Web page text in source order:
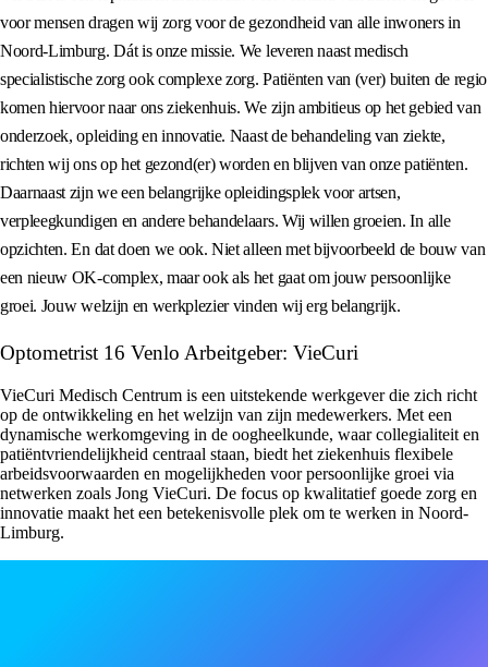
voor mensen dragen wij zorg voor de gezondheid van alle inwoners in
Noord-Limburg. Dát is onze missie. We leveren naast medisch
specialistische zorg ook complexe zorg. Patiënten van (ver) buiten de regio
komen hiervoor naar ons ziekenhuis. We zijn ambitieus op het gebied van
onderzoek, opleiding en innovatie. Naast de behandeling van ziekte,
richten wij ons op het gezond(er) worden en blijven van onze patiënten.
Daarnaast zijn we een belangrijke opleidingsplek voor artsen,
verpleegkundigen en andere behandelaars. Wij willen groeien. In alle
opzichten. En dat doen we ook. Niet alleen met bijvoorbeeld de bouw van
een nieuw OK-complex, maar ook als het gaat om jouw persoonlijke
groei. Jouw welzijn en werkplezier vinden wij erg belangrijk.
Optometrist 16 Venlo Arbeitgeber: VieCuri
VieCuri Medisch Centrum is een uitstekende werkgever die zich richt
op de ontwikkeling en het welzijn van zijn medewerkers. Met een
dynamische werkomgeving in de oogheelkunde, waar collegialiteit en
patiëntvriendelijkheid centraal staan, biedt het ziekenhuis flexibele
arbeidsvoorwaarden en mogelijkheden voor persoonlijke groei via
netwerken zoals Jong VieCuri. De focus op kwalitatief goede zorg en
innovatie maakt het een betekenisvolle plek om te werken in Noord-
Limburg.